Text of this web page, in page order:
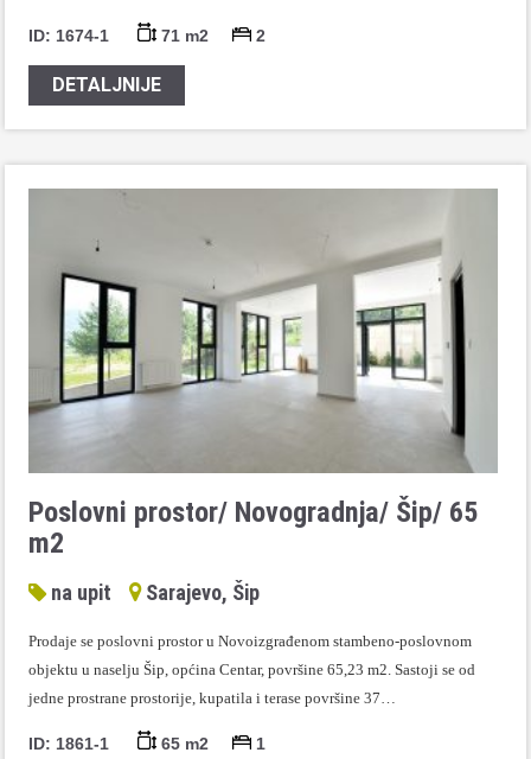
ID: 1674-1 71 m2 2
DETALJNIJE
Poslovni prostor/ Novogradnja/ Šip/ 65
m2
na upit Sarajevo, Šip
Prodaje se poslovni prostor u Novoizgrađenom stambeno-poslovnom
objektu u naselju Šip, općina Centar, površine 65,23 m2. Sastoji se od
jedne prostrane prostorije, kupatila i terase površine 37…
ID: 1861-1 65 m2 1